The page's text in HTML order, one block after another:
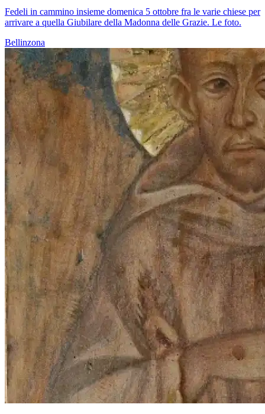
Fedeli in cammino insieme domenica 5 ottobre fra le varie chiese per
arrivare a quella Giubilare della Madonna delle Grazie. Le foto.
Bellinzona